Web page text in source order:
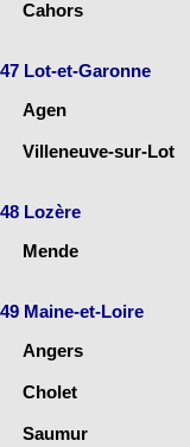
Cahors
47 Lot-et-Garonne
Agen
Villeneuve-sur-Lot
48 Lozère
Mende
49 Maine-et-Loire
Angers
Cholet
Saumur